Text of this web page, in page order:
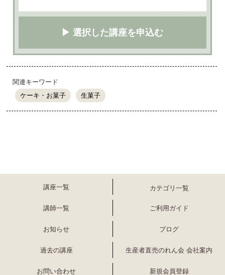
▶ 選択した講座を申込む
関連キーワード
ケーキ・お菓子
生菓子
講座一覧 カテゴリ一覧
講師一覧 ご利用ガイド
お知らせ ブログ
過去の講座 生産者直売のれん会 会社案内
お問い合わせ 新規会員登録